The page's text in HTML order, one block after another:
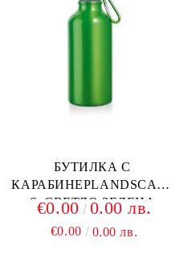
БУТИЛКА С
КАРАБИНЕРLANDSCAPE
S, СВЕТЛО ЗЕЛЕНА
€0.00 0.00 лв.
€0.00 0.00 лв.